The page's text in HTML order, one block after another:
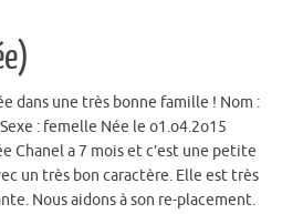
dans une très bonne famille ! Nom :
: femelle Née le o1.o4.2o15
Chanel a 7 mois et c’est une petite
un très bon caractère. Elle est très
Nous aidons à son re-placement.